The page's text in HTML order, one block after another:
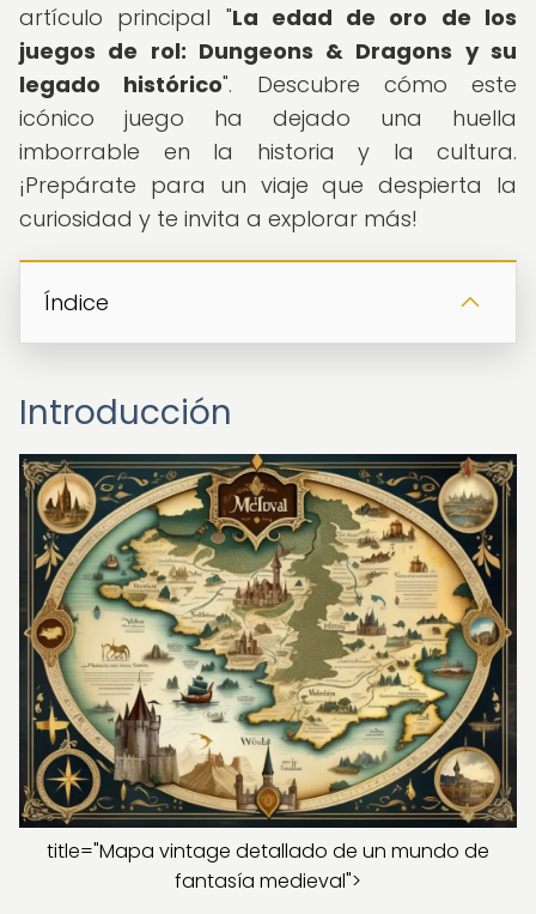
artículo principal "La edad de oro de los
juegos de rol: Dungeons & Dragons y su
legado histórico". Descubre cómo este
icónico juego ha dejado una huella
imborrable en la historia y la cultura.
¡Prepárate para un viaje que despierta la
curiosidad y te invita a explorar más!
Índice
Introducción
title="Mapa vintage detallado de un mundo de
fantasía medieval">